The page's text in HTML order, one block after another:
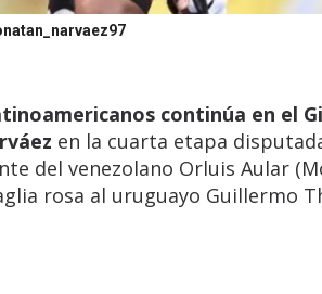
continúa en el
en la cuarta etapa
del venezolano Orluis Aular
rosa al uruguayo Guillermo